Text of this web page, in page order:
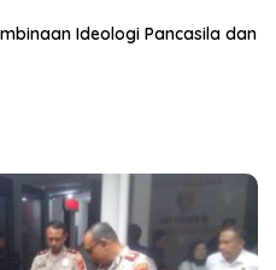
Ideologi Pancasila dan